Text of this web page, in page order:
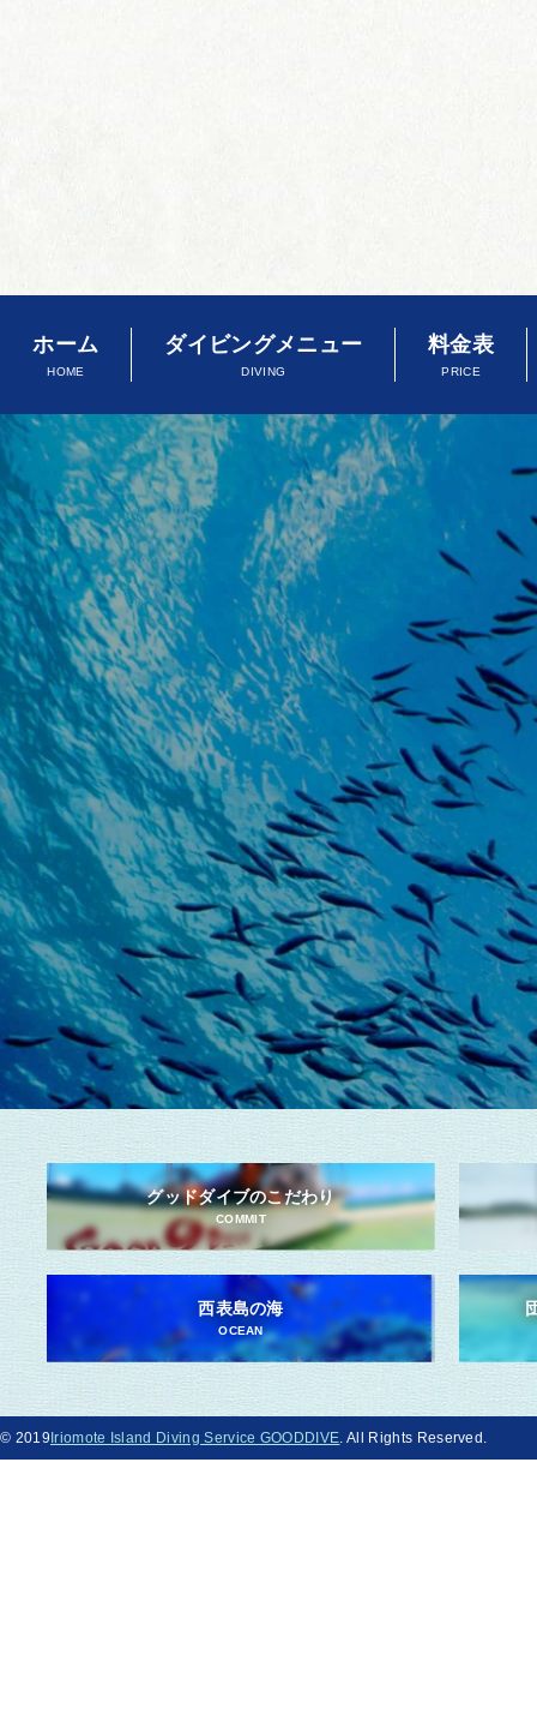
ホーム
HOME
ダイビングメニュー
DIVING
料金表
PRICE
グッドダイブのこだわり
COMMIT
西表島の海
OCEAN
© 2019Iriomote Island Diving Service GOODDIVE . All Rights Reserved.